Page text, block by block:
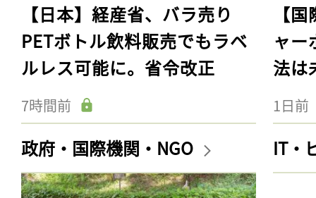
【日本】経産省、バラ売り
PETボトル飲料販売でもラベ
ルレス可能に。省令改正
7時間前
【
ャー
法は
1日前
政府・国際機関・NGO IT・